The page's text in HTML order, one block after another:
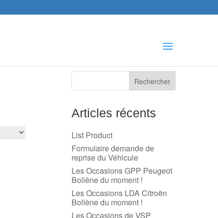
Articles récents
List Product
Formulaire demande de
reprise du Véhicule
Les Occasions GPP Peugeot
Bollène du moment !
Les Occasions LDA Citroën
Bollène du moment !
Les Occasions de VSP